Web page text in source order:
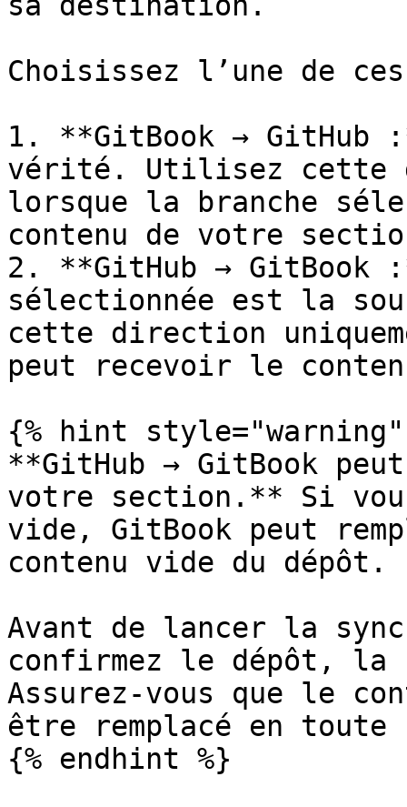
Choisissez l’une de
1. **GitBook → GitHub
vérité. Utilisez cette
lorsque la branche
contenu de votre
2. **GitHub → GitBook
sélectionnée est la
cette direction
peut recevoir le
{% hint style="warning"
**GitHub → GitBook
votre section.** Si
vide, GitBook peut
contenu vide du dépôt.
Avant de lancer la
confirmez le dépôt,
Assurez-vous que le
être remplacé en
{% endhint %}